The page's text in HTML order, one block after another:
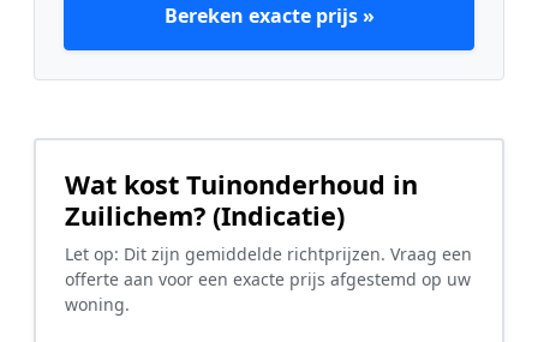
Bereken exacte prijs »
Wat kost Tuinonderhoud in
Zuilichem? (Indicatie)
Let op: Dit zijn gemiddelde richtprijzen. Vraag een
offerte aan voor een exacte prijs afgestemd op uw
woning.